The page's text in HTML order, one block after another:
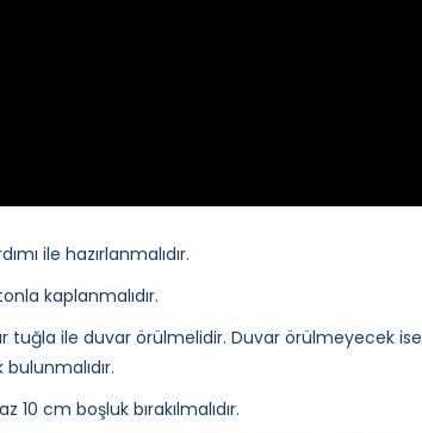
ile hazırlanmalıdır.
kaplanmalıdır.
tuğla ile duvar örülmelidir. Duvar örülmeyecek ise
cm boşluk bırakılmalıdır.